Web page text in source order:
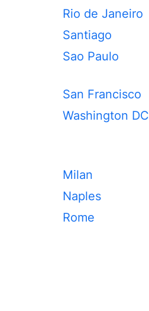
Rio de Janeiro
Santiago
Sao Paulo
San Francisco
Washington DC
Milan
Naples
Rome